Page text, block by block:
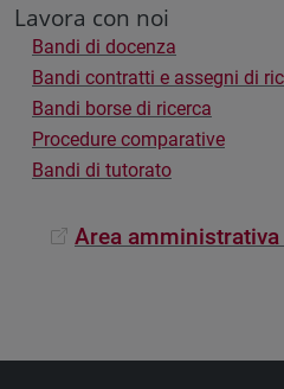
Lavora con noi
Bandi di docenza
Bandi contratti e assegni di
Bandi borse di ricerca
Procedure comparative
Bandi di tutorato
Area